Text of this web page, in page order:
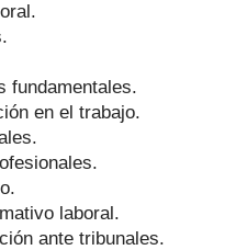
fundamentales.
en el trabajo.
laboral.
ante tribunales.